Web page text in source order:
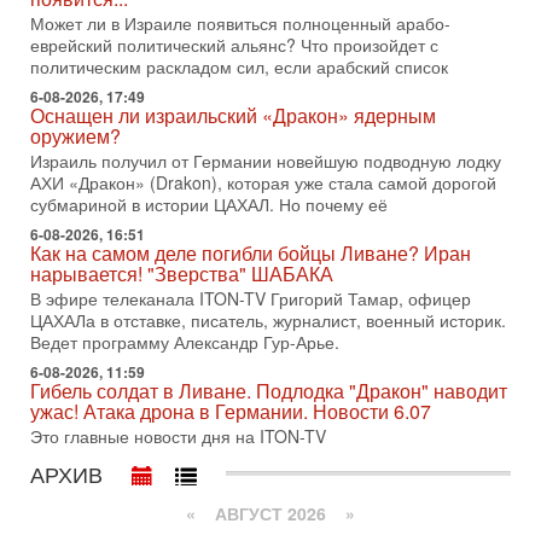
оставили больше вопросов, чем ответов. Полная
31-07-2026, 15:18
Иран готовит покушение на Нетаниягу! Трамп не
хочет эскалации, но КСИР готовит взрыв!
В эфире телеканала ITON-TV СЕРГЕЙ МИГДАЛЬ, эксперт
по вопросам безопасности, офицер запаса
Международного управления полиции Израиля, автор
31-07-2026, 09:02
Битва за разоружение ХАМАСа - НОВОСТИ
31/07/2026
Сегодня президент США Дональд Трамп заявил о
достижении исторического соглашения о полном
разоружении ХАМАСа и других вооруженных группировок в
30-07-2026, 17:59
Иран доведет Трампа до крайних мер? Разбор и
оценка от военного обозревателя Давида Шарпа
Ситуация вокруг противостояния Ирана и США накаляется
с каждым днем. Почему Трамп в самый последний момент
отменил решение о нанесении тяжелых ударов
30-07-2026, 16:54
Покупатель авиакомпании «Аркия» намерен
запретить полеты по субботам!
Может ли в Израиле появиться полноценный арабо-
еврейский политический альянс? Что произойдет с
политическим раскладом сил, если арабский список
6-08-2026, 17:49
Оснащен ли израильский «Дракон» ядерным
оружием?
Израиль получил от Германии новейшую подводную лодку
АХИ «Дракон» (Drakon), которая уже стала самой дорогой
субмариной в истории ЦАХАЛ. Но почему её
6-08-2026, 16:51
Как на самом деле погибли бойцы Ливане? Иран
нарывается! "Зверства" ШАБАКА
В эфире телеканала ITON-TV Григорий Тамар, офицер
ЦАХАЛа в отставке, писатель, журналист, военный историк.
Ведет программу Александр Гур-Арье.
6-08-2026, 11:59
Гибель солдат в Ливане. Подлодка "Дракон" наводит
ужас! Атака дрона в Германии. Новости 6.07
Это главные новости дня на ITON-TV
АРХИВ
« АВГУСТ 2026 »